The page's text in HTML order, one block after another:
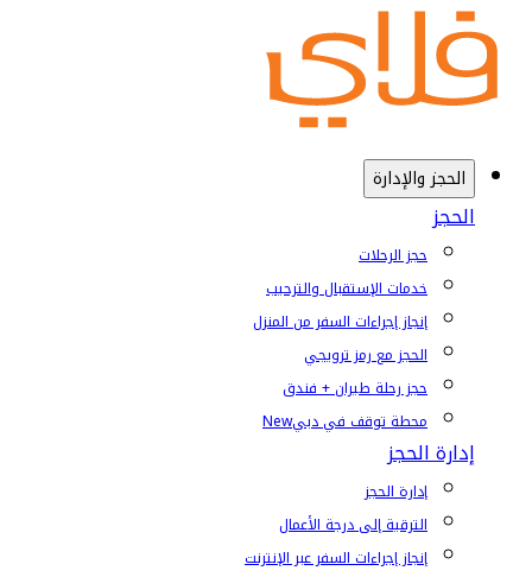
الحجز والإدارة
الحجز
حجز الرحلات
خدمات الإستقبال والترحيب
إنجاز إجراءات السفر من المنزل
الحجز مع رمز ترويجي
حجز رحلة طيران + فندق
محطة توقف في دبيNew
إدارة الحجز
إدارة الحجز
الترقية إلى درجة الأعمال
إنجاز إجراءات السفر عبر الإنترنت